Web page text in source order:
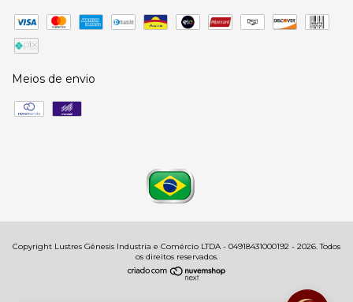
Meios de envio
Copyright Lustres Gênesis Industria e Comércio LTDA - 04918431000192 - 2026. Todos
os direitos reservados.